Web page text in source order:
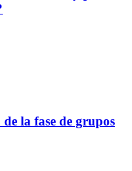
la fase de grupos